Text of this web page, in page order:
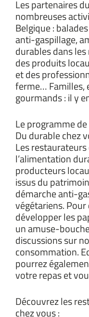
Les partenaires
nombreuses
Belgique :
anti-gaspillage,
durables dans
des produits
et des
ferme… Familles,
gourmands : il y
Le programme
Du durable chez
Les
l’alimentation
producteurs
issus du
démarche anti-
végétariens.
développer les
un amuse-
discussions sur
consommation.
pourrez
votre repas et
Découvrez les
chez vous :